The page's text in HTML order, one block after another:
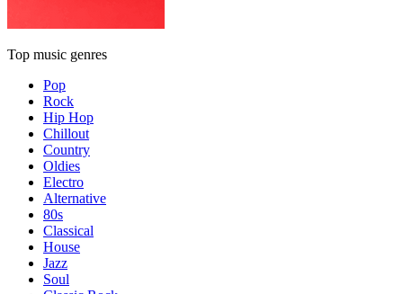
Top music genres
Pop
Rock
Hip Hop
Chillout
Country
Oldies
Electro
Alternative
80s
Classical
House
Jazz
Soul